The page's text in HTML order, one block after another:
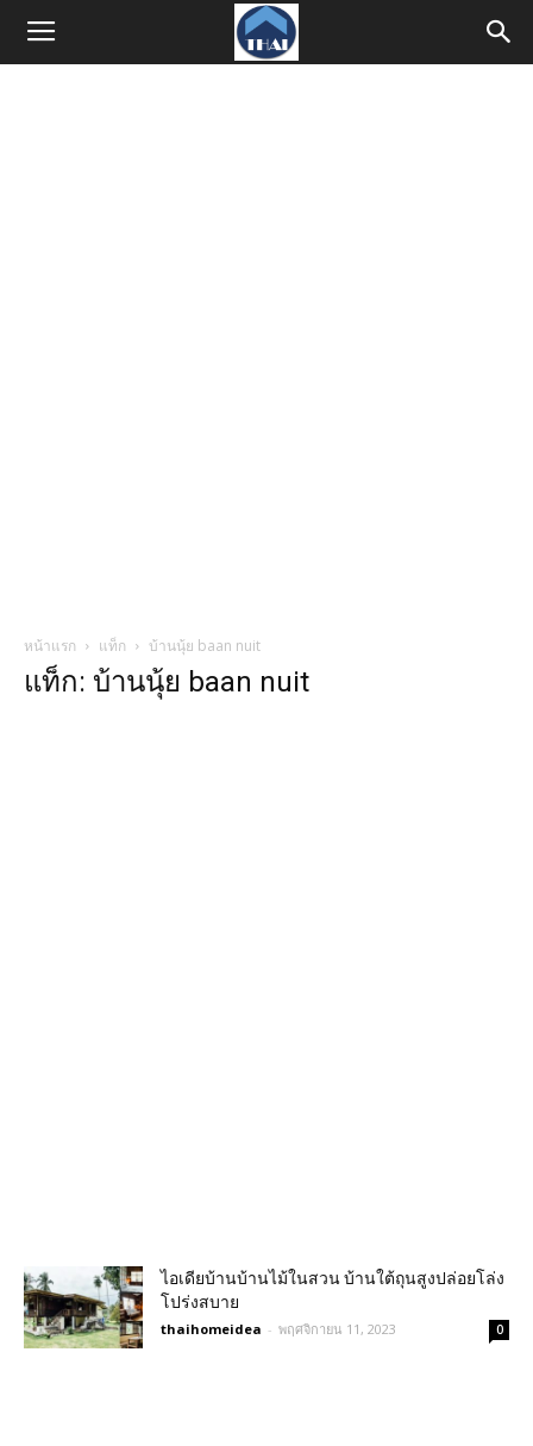
หน้าแรก แท็ก บ้านนุ้ย baan nuit
แท็ก: บ้านนุ้ย baan nuit
ไอเดียบ้านบ้านไม้ในสวน บ้านใต้ถุนสูงปล่อยโล่ง
โปร่งสบาย
thaihomeidea - พฤศจิกายน 11, 2023 0